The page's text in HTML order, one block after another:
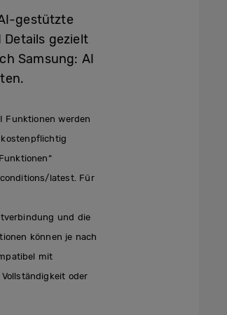
gestützte
gezielt
Samsung: AI
Funktionen werden
latest. Für
und die
können je nach
mit
oder